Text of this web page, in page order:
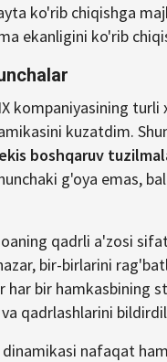
ko'rib chiqishga
ekanligini ko'rib
kompaniyasining
kuzatdim.
boshqaruv
g'oya emas,
qadrli a'zosi
bir-birlarini
bir hamkasbining
qadrlashlarini
nafaqat